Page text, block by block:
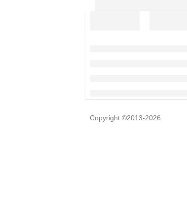
Copyright ©2013-2026